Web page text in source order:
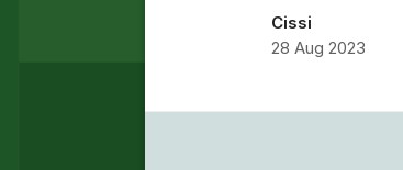
Cissi
28 Aug 2023